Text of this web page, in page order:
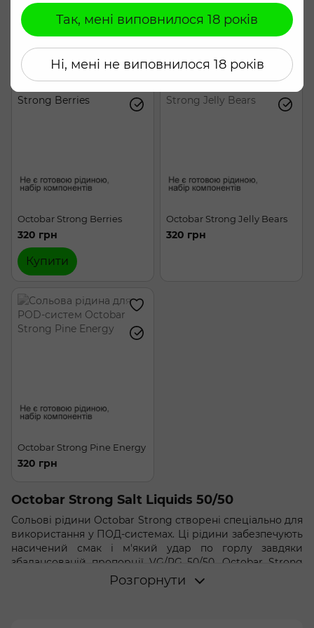
Погодитися
Так, мені виповнилося 18 років
Ні, мені не виповнилося 18 років
320 грн
Купити
320 грн
Octobar Strong Berries
320 грн
Купити
Octobar Strong Jelly Bears
320 грн
Octobar Strong Pine Energy
320 грн
Octobar Strong Salt Liquids 50/50
Сольові рідини Octobar Strong створені спеціально для
використання у ПОД-системах. Ці рідини забезпечують
насичений смак і м'який удар по горлу завдяки
збалансованій пропорції VG/PG 50/50. Octobar Strong
розроблені для задоволення смакових рецепторів
Розгорнути